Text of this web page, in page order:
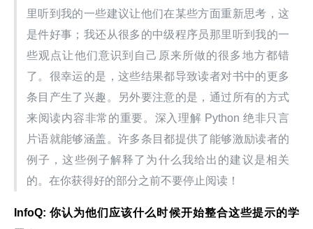
里听到我的一些建议让他们在某些方面重新思考，这
是件好事；我还从很多的中级程序员那里听到我的一
些观点让他们意识到自己原来所做的很多地方都错
了。很幸运的是，这些结果都导致读者对书中的更多
条目产生了兴趣。另外要注意的是，通过所有的方式
来阅读内容非常的重要。深入理解 Python 绝非只言
片语就能够涵盖。许多条目都提供了能够激励读者的
例子，这些例子解释了为什么我给出的建议是相关
的。在你获得好的部分之前不要停止阅读！
InfoQ: 你认为他们应该什么时候开始整合这些提示的学